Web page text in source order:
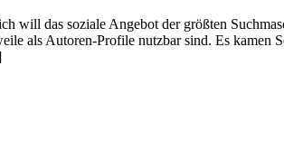
will das soziale Angebot der größten
als Autoren-Profile nutzbar sind. Es kamen